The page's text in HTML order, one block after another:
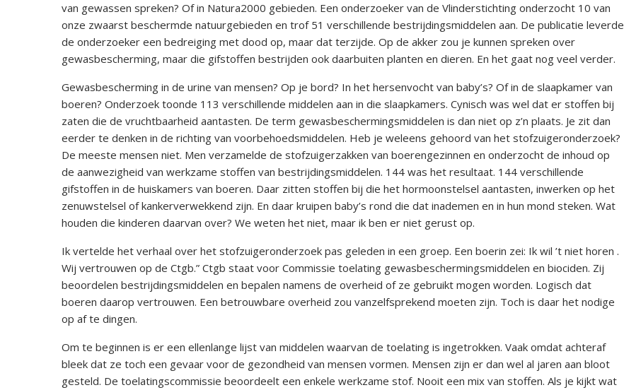
van gewassen spreken? Of in Natura2000 gebieden. Een onderzoeker van de Vlinderstichting onderzocht 10 van
onze zwaarst beschermde natuurgebieden en trof 51 verschillende bestrijdingsmiddelen aan. De publicatie leverde
de onderzoeker een bedreiging met dood op, maar dat terzijde. Op de akker zou je kunnen spreken over
gewasbescherming, maar die gifstoffen bestrijden ook daarbuiten planten en dieren. En het gaat nog veel verder.
Gewasbescherming in de urine van mensen? Op je bord? In het hersenvocht van baby’s? Of in de slaapkamer van
boeren? Onderzoek toonde 113 verschillende middelen aan in die slaapkamers. Cynisch was wel dat er stoffen bij
zaten die de vruchtbaarheid aantasten. De term gewasbeschermingsmiddelen is dan niet op z’n plaats. Je zit dan
eerder te denken in de richting van voorbehoedsmiddelen. Heb je weleens gehoord van het stofzuigeronderzoek?
De meeste mensen niet. Men verzamelde de stofzuigerzakken van boerengezinnen en onderzocht de inhoud op
de aanwezigheid van werkzame stoffen van bestrijdingsmiddelen. 144 was het resultaat. 144 verschillende
gifstoffen in de huiskamers van boeren. Daar zitten stoffen bij die het hormoonstelsel aantasten, inwerken op het
zenuwstelsel of kankerverwekkend zijn. En daar kruipen baby’s rond die dat inademen en in hun mond steken. Wat
houden die kinderen daarvan over? We weten het niet, maar ik ben er niet gerust op.
Ik vertelde het verhaal over het stofzuigeronderzoek pas geleden in een groep. Een boerin zei: Ik wil ’t niet horen .
Wij vertrouwen op de Ctgb.” Ctgb staat voor Commissie toelating gewasbeschermingsmiddelen en biociden. Zij
beoordelen bestrijdingsmiddelen en bepalen namens de overheid of ze gebruikt mogen worden. Logisch dat
boeren daarop vertrouwen. Een betrouwbare overheid zou vanzelfsprekend moeten zijn. Toch is daar het nodige
op af te dingen.
Om te beginnen is er een ellenlange lijst van middelen waarvan de toelating is ingetrokken. Vaak omdat achteraf
bleek dat ze toch een gevaar voor de gezondheid van mensen vormen. Mensen zijn er dan wel al jaren aan bloot
gesteld. De toelatingscommissie beoordeelt een enkele werkzame stof. Nooit een mix van stoffen. Als je kijkt wat